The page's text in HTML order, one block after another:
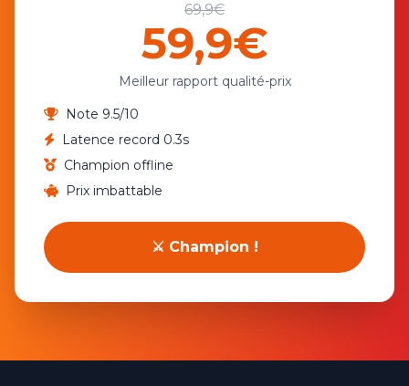
69,9€
59,9€
Meilleur rapport qualité-prix
Note 9.5/10
Latence record 0.3s
Champion offline
Prix imbattable
⚔️ Champion !